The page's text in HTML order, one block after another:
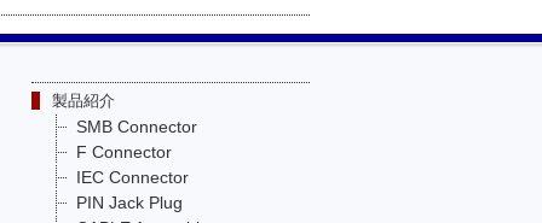
製品紹介
SMB Connector
F Connector
IEC Connector
PIN Jack Plug